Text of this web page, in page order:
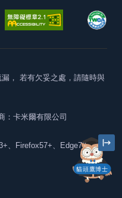
貓頭鷹博士
， 若有欠妥之處，請隨時與
：卡米爾有限公司
、Firefox57+、Edge79+及